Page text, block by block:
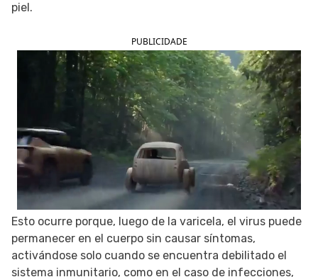
piel.
PUBLICIDADE
Esto ocurre porque, luego de la varicela, el virus puede
permanecer en el cuerpo sin causar síntomas,
activándose solo cuando se encuentra debilitado el
sistema inmunitario, como en el caso de infecciones,